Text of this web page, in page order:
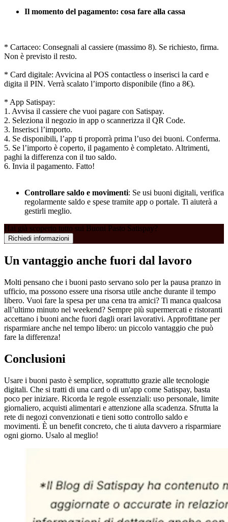
Il momento del pagamento: cosa fare alla cassa
* Cartaceo: Consegnali al cassiere (massimo 8). Se richiesto, firma.
Non è previsto il resto.
* Card digitale: Avvicina al POS contactless o inserisci la card e
digita il PIN. Verrà scalato l’importo disponibile (fino a 8€).
* App Satispay:
1. Avvisa il cassiere che vuoi pagare con Satispay.
2. Seleziona il negozio in app o scannerizza il QR Code.
3. Inserisci l’importo.
4. Se disponibili, l’app ti proporrà prima l’uso dei buoni. Conferma.
5. Se l’importo è coperto, il pagamento è completato. Altrimenti,
paghi la differenza con il tuo saldo.
6. Invia il pagamento. Fatto!
Controllare saldo e movimenti: Se usi buoni digitali, verifica
regolarmente saldo e spese tramite app o portale. Ti aiuterà a
gestirli meglio.
Hai già scoperto tutto sui Buoni Pasto Satispay?
Richiedi informazioni
Un vantaggio anche fuori dal lavoro
Molti pensano che i buoni pasto servano solo per la pausa pranzo in
ufficio, ma possono essere una risorsa utile anche durante il tempo
libero. Vuoi fare la spesa per una cena tra amici? Ti manca qualcosa
all’ultimo minuto nel weekend? Sempre più supermercati e ristoranti
accettano i buoni anche fuori dagli orari lavorativi. Approfittane per
risparmiare anche nel tempo libero: un piccolo vantaggio che può
fare la differenza!
Conclusioni
Usare i buoni pasto è semplice, soprattutto grazie alle tecnologie
digitali. Che si tratti di una card o di un'app come Satispay, basta
poco per iniziare. Ricorda le regole essenziali: uso personale, limite
giornaliero, acquisti alimentari e attenzione alla scadenza. Sfrutta la
rete di negozi convenzionati e tieni sotto controllo saldo e
movimenti. È un benefit concreto, che ti aiuta davvero a risparmiare
ogni giorno. Usalo al meglio!